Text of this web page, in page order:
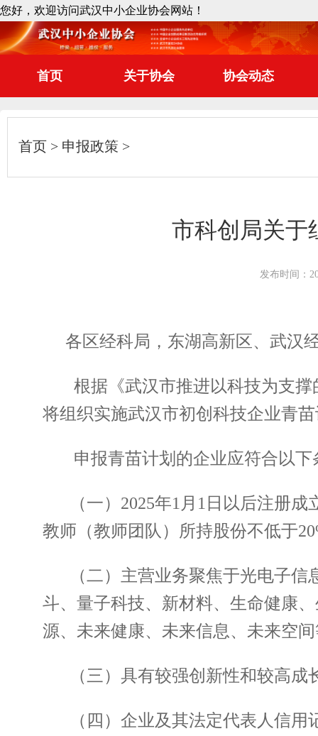
您好，欢迎访问武汉中小企业协会网站！
首页 关于协会 协会动态
首页 申报政策
市科创局关于
发布时间：
各区经科局，东湖高新区、武汉
根据《武汉市推进以科技为支
将组织实施武汉市初创科技企业青
申报青苗计划的企业应符合以下
（一）2025年1月1日以后注册
教师（教师团队）所持股份不低于
（二）主营业务聚焦于光电子
斗、量子科技、新材料、生命健康
源、未来健康、未来信息、未来空
（三）具有较强创新性和较高成
（四）企业及其法定代表人信用